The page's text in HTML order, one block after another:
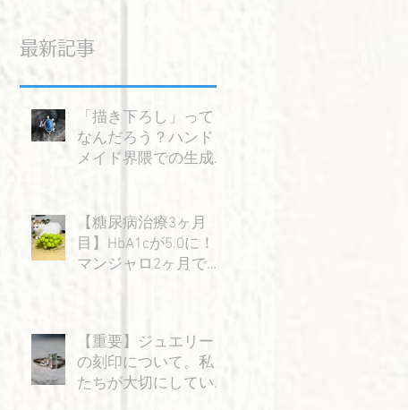
最新記事
「描き下ろし」って
なんだろう？ハンド
メイド界隈での生成AI
【糖尿病治療3ヶ月
目】HbA1cが5.0に！
マンジャロ2ヶ月で感
【重要】ジュエリー
の刻印について。私
たちが大切にしてい